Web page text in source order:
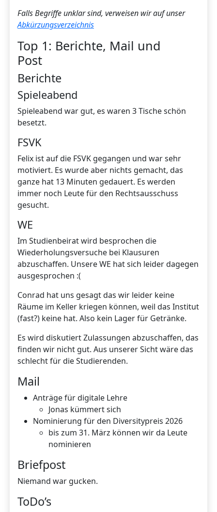
Falls Begriffe unklar sind, verweisen wir auf unser
Abkürzungsverzeichnis
Top 1: Berichte, Mail und
Post
Berichte
Spieleabend
Spieleabend war gut, es waren 3 Tische schön
besetzt.
FSVK
Felix ist auf die FSVK gegangen und war sehr
motiviert. Es wurde aber nichts gemacht, das
ganze hat 13 Minuten gedauert. Es werden
immer noch Leute für den Rechtsausschuss
gesucht.
WE
Im Studienbeirat wird besprochen die
Wiederholungsversuche bei Klausuren
abzuschaffen. Unsere WE hat sich leider dagegen
ausgesprochen :(
Conrad hat uns gesagt das wir leider keine
Räume im Keller kriegen können, weil das Institut
(fast?) keine hat. Also kein Lager für Getränke.
Es wird diskutiert Zulassungen abzuschaffen, das
finden wir nicht gut. Aus unserer Sicht wäre das
schlecht für die Studierenden.
Mail
Anträge für digitale Lehre
Jonas kümmert sich
Nominierung für den Diversitypreis 2026
bis zum 31. März können wir da Leute
nominieren
Briefpost
Niemand war gucken.
ToDo’s